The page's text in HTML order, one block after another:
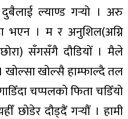
ल्याण्ड गर्‍यो । अरु
भएन । म र अनुशिल(अग्नि
सँगसँगै दौडियों । मैले
खोल्सा खोल्सै हाम्फाल्दै तल
चप्पलको फिता चडिँयो
छोडेर दौड्दैं गर्‍यौं । हामी